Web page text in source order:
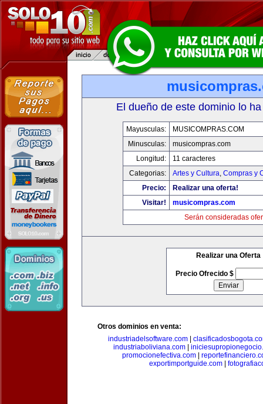
El dueño de este dominio lo
Mayusculas:
MUSICOMPRAS.COM
Minusculas:
musicompras.com
Longitud:
11 caracteres
Categorias:
Artes y Cultura, Compras y
Precio:
Realizar una oferta!
Visitar!
musicompras.com
Serán consideradas
Realizar una Oferta
Precio Ofrecido $
Otros dominios en venta:
industriadelsoftware.com|
industriaboliviana.com|
promocionefectiva.com
exportimportguide.com